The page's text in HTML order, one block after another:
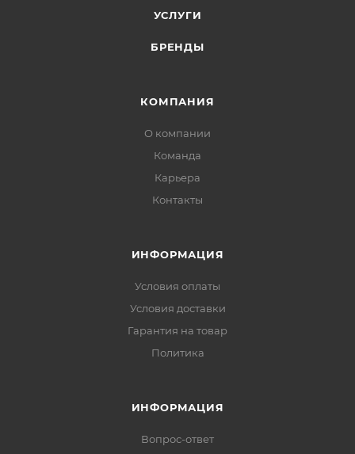
УСЛУГИ
БРЕНДЫ
КОМПАНИЯ
О компании
Команда
Карьера
Контакты
ИНФОРМАЦИЯ
Условия оплаты
Условия доставки
Гарантия на товар
Политика
ИНФОРМАЦИЯ
Вопрос-ответ